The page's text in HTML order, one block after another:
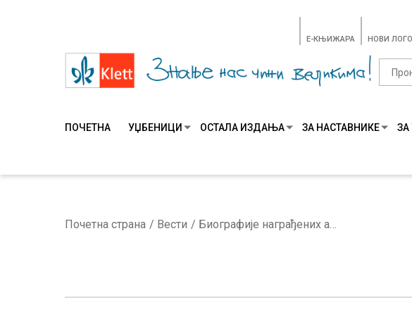
E-КЊИЖАРА НОВИ
ПОЧЕТНА УЏБЕНИЦИ ОСТАЛА ИЗДАЊА ЗА НАСТАВНИКЕ ЗА
Почетна страна Вести Биографије награђених аутора конкурса Читалачки маратон за школску 2018/19. годину